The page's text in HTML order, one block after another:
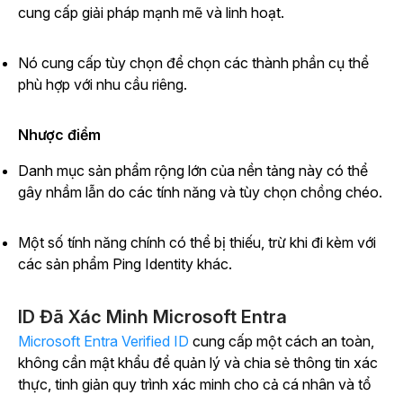
cung cấp giải pháp mạnh mẽ và linh hoạt.
Nó cung cấp tùy chọn để chọn các thành phần cụ thể
phù hợp với nhu cầu riêng.
Nhược điểm
Danh mục sản phẩm rộng lớn của nền tảng này có thể
gây nhầm lẫn do các tính năng và tùy chọn chồng chéo.
Một số tính năng chính có thể bị thiếu, trừ khi đi kèm với
các sản phẩm Ping Identity khác.
ID Đã Xác Minh Microsoft Entra
Microsoft Entra Verified ID cung cấp một cách an toàn,
không cần mật khẩu để quản lý và chia sẻ thông tin xác
thực, tinh giản quy trình xác minh cho cả cá nhân và tổ